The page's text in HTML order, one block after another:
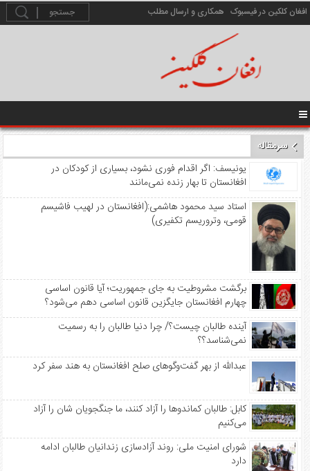
افغان کلکین در فیسبوک همکاری و ارسال مطلب
سرمقاله
️ یونیسف: اگر اقدام فوری نشود، بسیاری از کودکان در
افغانستان تا بهار زنده نمی‌مانند
استاد سید محمود هاشمی:(افغانستان در لهیب فاشیسم
قومی، وتروریسم تکفیری)
برگشت مشروطیت به جای جمهوریت؛ آیا قانون اساسی
چهارم افغانستان جایگزین قانون اساسی دهم می‌شود؟
آینده طالبان چیست؟/ چرا دنیا طالبان را به رسمیت
نمی‌شناسد؟؟
عبدالله از بهر گفت‌وگوهای صلح افغانستان به هند سفر کرد
کابل: طالبان کماندوها را آزاد کنند، ما جنگجویان شان را آزاد
می‌کنیم
شورای امنیت ملی: روند آزادسازی زندانیان طالبان ادامه
دارد